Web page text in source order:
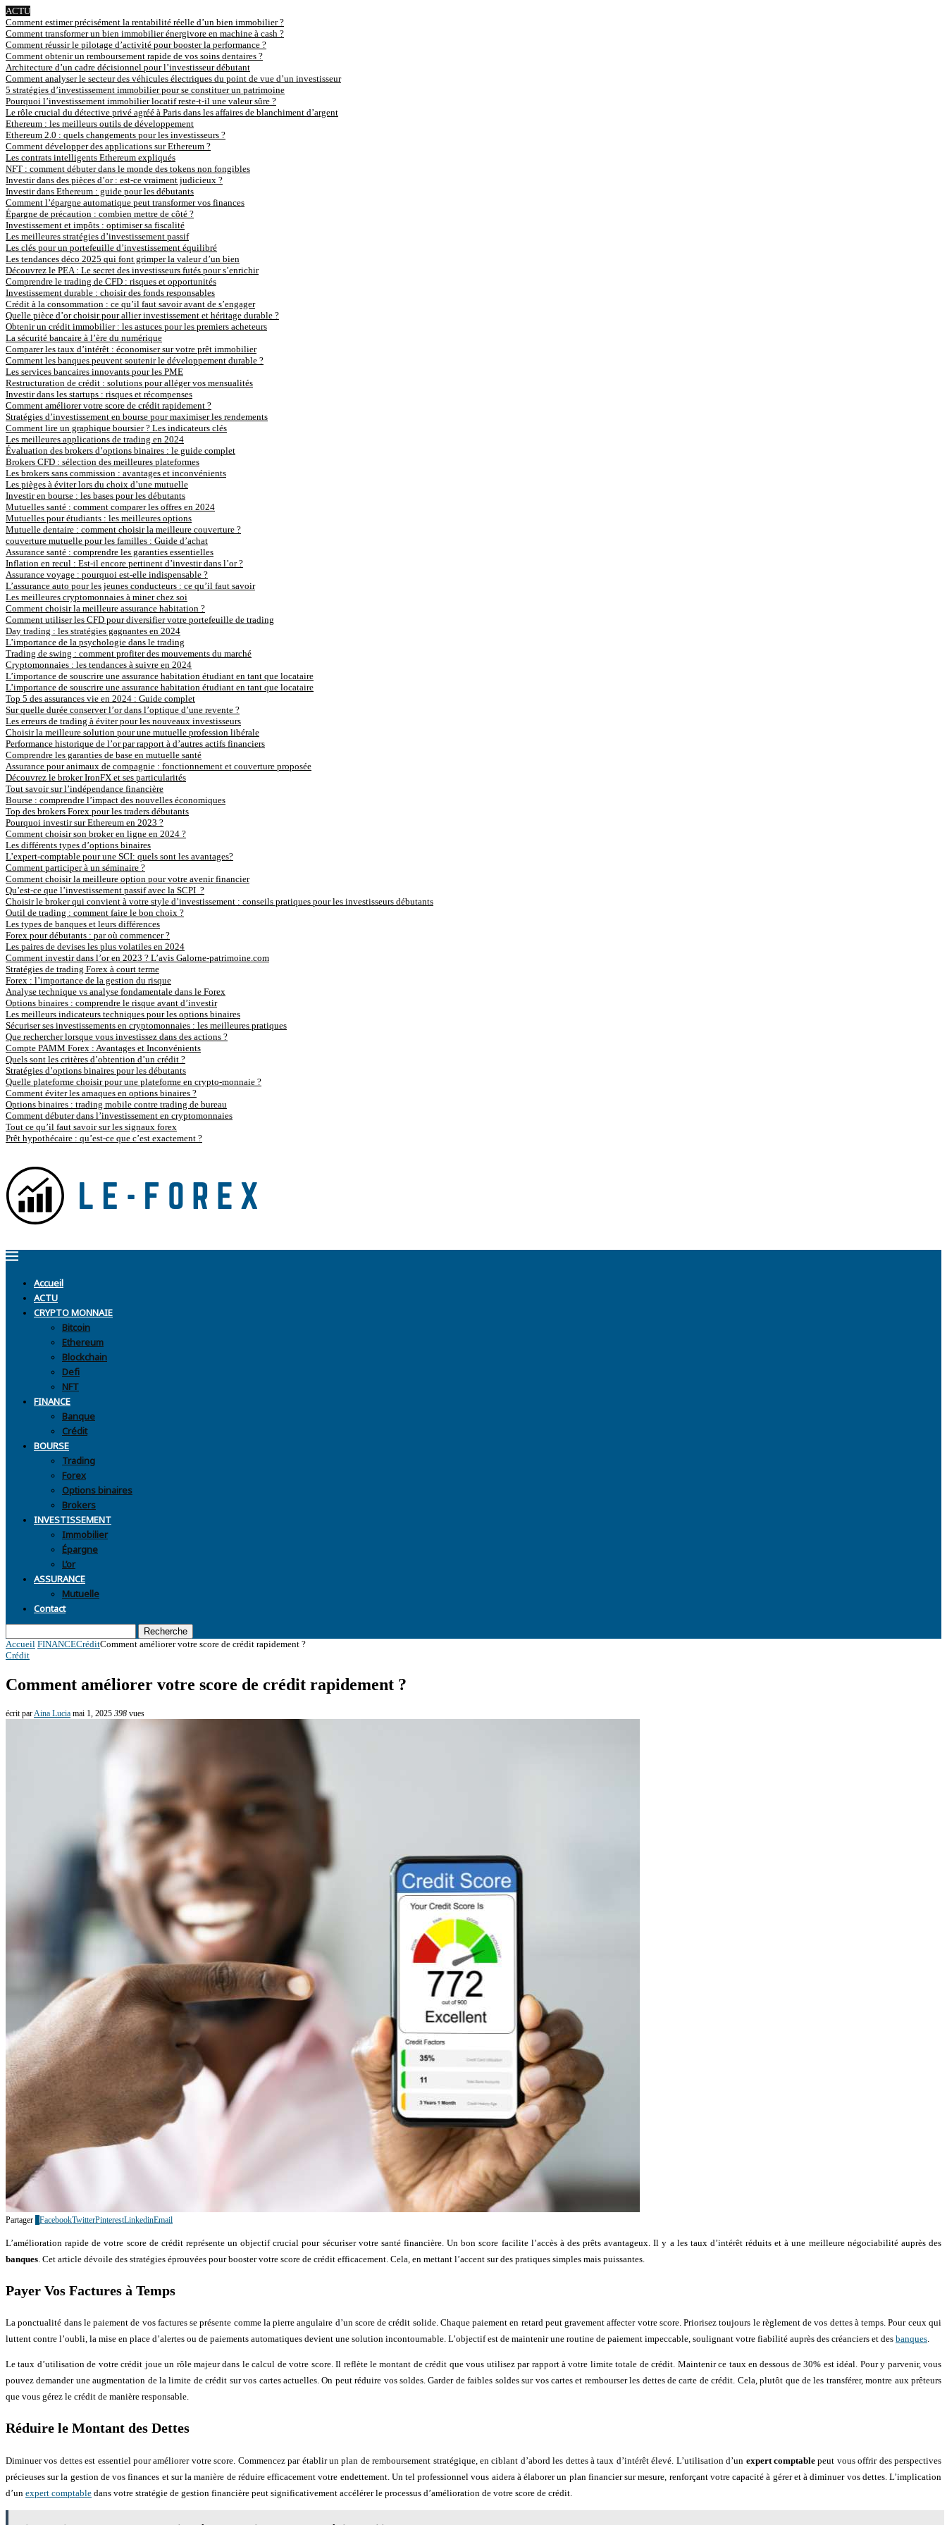
ACTU
Comment estimer précisément la rentabilité réelle d’un bien immobilier ?
Comment transformer un bien immobilier énergivore en machine à cash ?
Comment réussir le pilotage d’activité pour booster la performance ?
Comment obtenir un remboursement rapide de vos soins dentaires ?
Architecture d’un cadre décisionnel pour l’investisseur débutant
Comment analyser le secteur des véhicules électriques du point de vue d’un investisseur
5 stratégies d’investissement immobilier pour se constituer un patrimoine
Pourquoi l’investissement immobilier locatif reste-t-il une valeur sûre ?
Le rôle crucial du détective privé agréé à Paris dans les affaires de blanchiment d’argent
Ethereum : les meilleurs outils de développement
Ethereum 2.0 : quels changements pour les investisseurs ?
Comment développer des applications sur Ethereum ?
Les contrats intelligents Ethereum expliqués
NFT : comment débuter dans le monde des tokens non fongibles
Investir dans des pièces d’or : est-ce vraiment judicieux ?
Investir dans Ethereum : guide pour les débutants
Comment l’épargne automatique peut transformer vos finances
Épargne de précaution : combien mettre de côté ?
Investissement et impôts : optimiser sa fiscalité
Les meilleures stratégies d’investissement passif
Les clés pour un portefeuille d’investissement équilibré
Les tendances déco 2025 qui font grimper la valeur d’un bien
Découvrez le PEA : Le secret des investisseurs futés pour s’enrichir
Comprendre le trading de CFD : risques et opportunités
Investissement durable : choisir des fonds responsables
Crédit à la consommation : ce qu’il faut savoir avant de s’engager
Quelle pièce d’or choisir pour allier investissement et héritage durable ?
Obtenir un crédit immobilier : les astuces pour les premiers acheteurs
La sécurité bancaire à l’ère du numérique
Comparer les taux d’intérêt : économiser sur votre prêt immobilier
Comment les banques peuvent soutenir le développement durable ?
Les services bancaires innovants pour les PME
Restructuration de crédit : solutions pour alléger vos mensualités
Investir dans les startups : risques et récompenses
Comment améliorer votre score de crédit rapidement ?
Stratégies d’investissement en bourse pour maximiser les rendements
Comment lire un graphique boursier ? Les indicateurs clés
Les meilleures applications de trading en 2024
Évaluation des brokers d’options binaires : le guide complet
Brokers CFD : sélection des meilleures plateformes
Les brokers sans commission : avantages et inconvénients
Les pièges à éviter lors du choix d’une mutuelle
Investir en bourse : les bases pour les débutants
Mutuelles santé : comment comparer les offres en 2024
Mutuelles pour étudiants : les meilleures options
Mutuelle dentaire : comment choisir la meilleure couverture ?
couverture mutuelle pour les familles : Guide d’achat
Assurance santé : comprendre les garanties essentielles
Inflation en recul : Est-il encore pertinent d’investir dans l’or ?
Assurance voyage : pourquoi est-elle indispensable ?
L’assurance auto pour les jeunes conducteurs : ce qu’il faut savoir
Les meilleures cryptomonnaies à miner chez soi
Comment choisir la meilleure assurance habitation ?
Comment utiliser les CFD pour diversifier votre portefeuille de trading
Day trading : les stratégies gagnantes en 2024
L’importance de la psychologie dans le trading
Trading de swing : comment profiter des mouvements du marché
Cryptomonnaies : les tendances à suivre en 2024
L’importance de souscrire une assurance habitation étudiant en tant que locataire
L’importance de souscrire une assurance habitation étudiant en tant que locataire
Top 5 des assurances vie en 2024 : Guide complet
Sur quelle durée conserver l’or dans l’optique d’une revente ?
Les erreurs de trading à éviter pour les nouveaux investisseurs
Choisir la meilleure solution pour une mutuelle profession libérale
Performance historique de l’or par rapport à d’autres actifs financiers
Comprendre les garanties de base en mutuelle santé
Assurance pour animaux de compagnie : fonctionnement et couverture proposée
Découvrez le broker IronFX et ses particularités
Tout savoir sur l’indépendance financière
Bourse : comprendre l’impact des nouvelles économiques
Top des brokers Forex pour les traders débutants
Pourquoi investir sur Ethereum en 2023 ?
Comment choisir son broker en ligne en 2024 ?
Les différents types d’options binaires
L’expert-comptable pour une SCI: quels sont les avantages?
Comment participer à un séminaire ?
Comment choisir la meilleure option pour votre avenir financier
Qu’est-ce que l’investissement passif avec la SCPI ?
Choisir le broker qui convient à votre style d’investissement : conseils pratiques pour les investisseurs débutants
Outil de trading : comment faire le bon choix ?
Les types de banques et leurs différences
Forex pour débutants : par où commencer ?
Les paires de devises les plus volatiles en 2024
Comment investir dans l’or en 2023 ? L’avis Galorne-patrimoine.com
Stratégies de trading Forex à court terme
Forex : l’importance de la gestion du risque
Analyse technique vs analyse fondamentale dans le Forex
Options binaires : comprendre le risque avant d’investir
Les meilleurs indicateurs techniques pour les options binaires
Sécuriser ses investissements en cryptomonnaies : les meilleures pratiques
Que rechercher lorsque vous investissez dans des actions ?
Compte PAMM Forex : Avantages et Inconvénients
Quels sont les critères d’obtention d’un crédit ?
Stratégies d’options binaires pour les débutants
Quelle plateforme choisir pour une plateforme en crypto-monnaie ?
Comment éviter les arnaques en options binaires ?
Options binaires : trading mobile contre trading de bureau
Comment débuter dans l’investissement en cryptomonnaies
Tout ce qu’il faut savoir sur les signaux forex
Prêt hypothécaire : qu’est-ce que c’est exactement ?
Accueil
ACTU
CRYPTO MONNAIE
Bitcoin
Ethereum
Blockchain
Defi
NFT
FINANCE
Banque
Crédit
BOURSE
Trading
Forex
Options binaires
Brokers
INVESTISSEMENT
Immobilier
Épargne
L’or
ASSURANCE
Mutuelle
Contact
Recherche
Accueil FINANCECréditComment améliorer votre score de crédit rapidement ?
Crédit
Comment améliorer votre score de crédit rapidement ?
écrit parAina Lucia mai 1, 2025 398 vues
Partager FacebookTwitterPinterestLinkedinEmail
L’amélioration rapide de votre score de crédit représente un objectif crucial pour sécuriser votre santé financière. Un bon score facilite l’accès à des prêts avantageux. Il y a les taux d’intérêt réduits et à une meilleure négociabilité auprès des
banques . Cet article dévoile des stratégies éprouvées pour booster votre score de crédit efficacement. Cela, en mettant l’accent sur des pratiques simples mais puissantes.
Payer Vos Factures à Temps
La ponctualité dans le paiement de vos factures se présente comme la pierre angulaire d’un score de crédit solide. Chaque paiement en retard peut gravement affecter votre score. Priorisez toujours le règlement de vos dettes à temps. Pour ceux qui
luttent contre l’oubli, la mise en place d’alertes ou de paiements automatiques devient une solution incontournable. L’objectif est de maintenir une routine de paiement impeccable, soulignant votre fiabilité auprès des créanciers et des banques.
Le taux d’utilisation de votre crédit joue un rôle majeur dans le calcul de votre score. Il reflète le montant de crédit que vous utilisez par rapport à votre limite totale de crédit. Maintenir ce taux en dessous de 30% est idéal. Pour y parvenir, vous
pouvez demander une augmentation de la limite de crédit sur vos cartes actuelles. On peut réduire vos soldes. Garder de faibles soldes sur vos cartes et rembourser les dettes de carte de crédit. Cela, plutôt que de les transférer, montre aux prêteurs
que vous gérez le crédit de manière responsable.
Réduire le Montant des Dettes
Diminuer vos dettes est essentiel pour améliorer votre score. Commencez par établir un plan de remboursement stratégique, en ciblant d’abord les dettes à taux d’intérêt élevé. L’utilisation d’un expert comptablepeut vous offrir des perspectives
précieuses sur la gestion de vos finances et sur la manière de réduire efficacement votre endettement. Un tel professionnel vous aidera à élaborer un plan financier sur mesure, renforçant votre capacité à gérer et à diminuer vos dettes. L’implication
d’un expert comptable dans votre stratégie de gestion financière peut significativement accélérer le processus d’amélioration de votre score de crédit.